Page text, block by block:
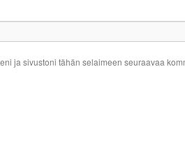
ja sivustoni tähän selaimeen seuraavaa